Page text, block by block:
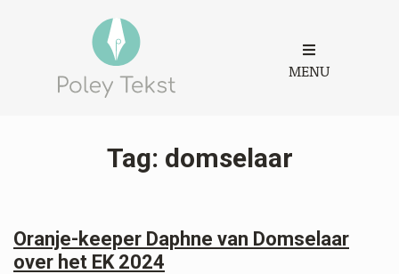
MENU
Tag: domselaar
Oranje-keeper Daphne van Domselaar
over het EK 2024